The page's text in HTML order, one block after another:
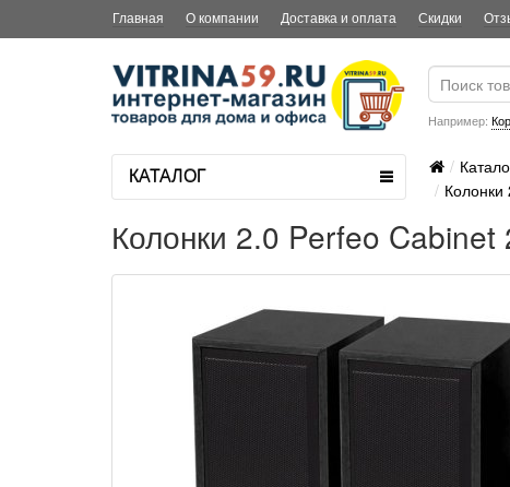
Главная О компании Доставка и оплата Скидки
Например:
КАТАЛОГ
Колонки 2.0 Perfeo